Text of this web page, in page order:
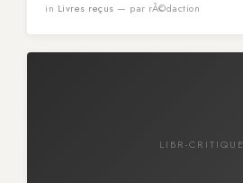
in Livres reçus — par rÃ©daction
LIBR-CRITIQUE